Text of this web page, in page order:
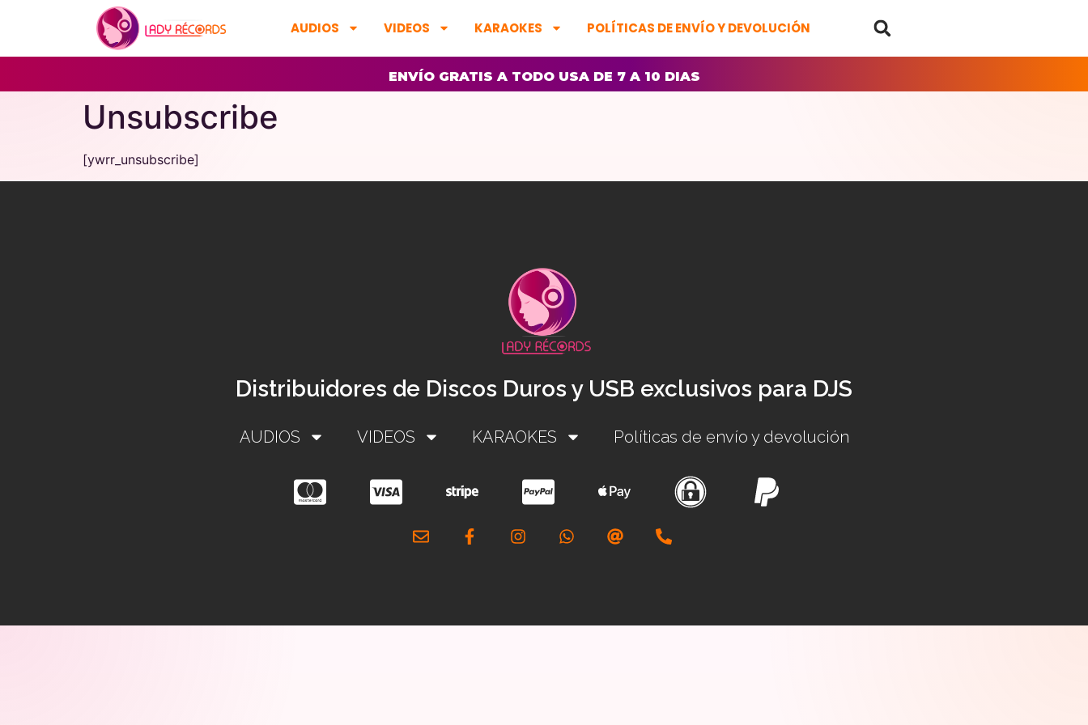
AUDIOS VIDEOS KARAOKES POLÍTICAS DE ENVÍO Y DEVOLUCIÓN
ENVÍO GRATIS A TODO USA DE 7 A 10 DIAS
Unsubscribe
[ywrr_unsubscribe]
Distribuidores de Discos Duros y USB exclusivos para DJS
AUDIOS VIDEOS KARAOKES Políticas de envío y devolución